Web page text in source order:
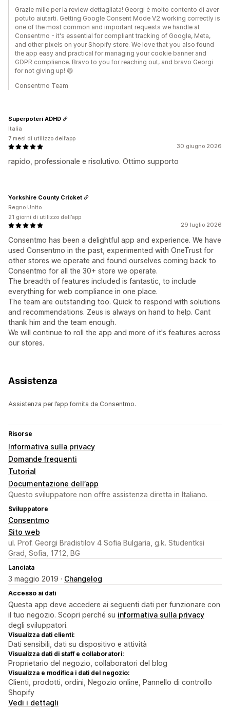
Grazie mille per la review dettagliata! Georgi è molto contento di aver
potuto aiutarti. Getting Google Consent Mode V2 working correctly is
one of the most common and important requests we handle at
Consentmo - it's essential for compliant tracking of Google, Meta,
and other pixels on your Shopify store. We love that you also found
the app easy and practical for managing your cookie banner and
GDPR compliance. Bravo to you for reaching out, and bravo Georgi
for not giving up! 😄
Consentmo Team
30 giugno 2026
rapido, professionale e risolutivo. Ottimo supporto
Superpoteri ADHD
Italia
7 mesi di utilizzo dell’app
29 luglio 2026
Consentmo has been a delightful app and experience. We have
used Consentmo in the past, experimented with OneTrust for
other stores we operate and found ourselves coming back to
Consentmo for all the 30+ store we operate.
The breadth of features included is fantastic, to include
everything for web compliance in one place.
The team are outstanding too. Quick to respond with solutions
and recommendations. Zeus is always on hand to help. Cant
thank him and the team enough.
We will continue to roll the app and more of it's features across
our stores.
Yorkshire County Cricket
Regno Unito
21 giorni di utilizzo dell’app
Assistenza
Assistenza per l’app fornita da Consentmo.
Risorse
Informativa sulla privacy
Domande frequenti
Tutorial
Documentazione dell’app
Questo sviluppatore non offre assistenza diretta in Italiano.
Sviluppatore
Consentmo
Sito web
ul. Prof. Georgi Bradistilov 4 Sofia Bulgaria, g.k. Studentksi
Grad, Sofia, 1712, BG
Lanciata
3 maggio 2019 · Changelog
Accesso ai dati
Questa app deve accedere ai seguenti dati per funzionare con
il tuo negozio. Scopri perché su informativa sulla privacy
degli sviluppatori.
Visualizza dati clienti:
Dati sensibili, dati su dispositivo e attività
Visualizza dati di staff e collaboratori:
Proprietario del negozio, collaboratori del blog
Visualizza e modifica i dati del negozio:
Clienti, prodotti, ordini, Negozio online, Pannello di controllo
Shopify
Vedi i dettagli